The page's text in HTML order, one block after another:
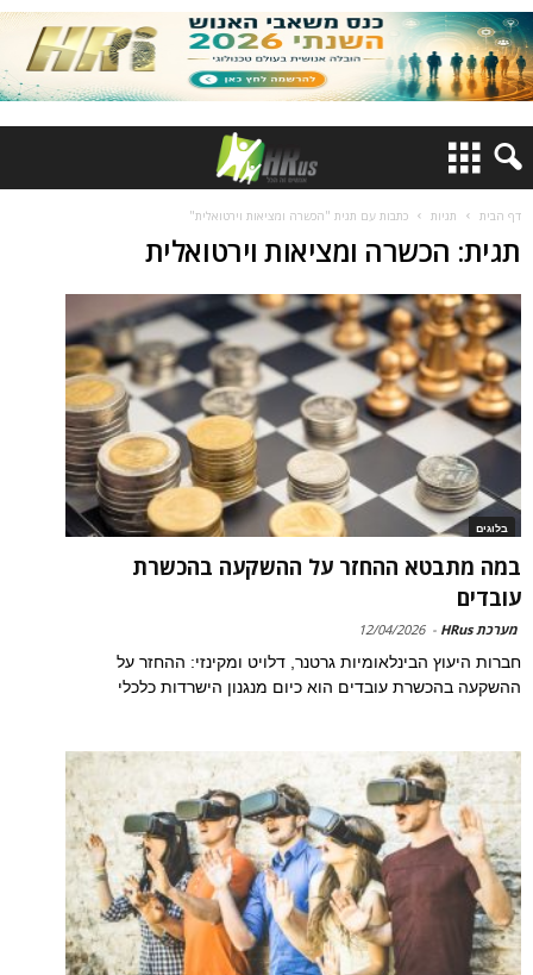
דף הבית תגיות כתבות עם תגית "הכשרה ומציאות וירטואלית"
תגית: הכשרה ומציאות וירטואלית
בלוגים
במה מתבטא ההחזר על ההשקעה בהכשרת
עובדים
מערכת HRus -
12/04/2026
חברות היעוץ הבינלאומיות גרטנר, דלויט ומקינזי: ההחזר על
ההשקעה בהכשרת עובדים הוא כיום מנגנון הישרדות כלכלי